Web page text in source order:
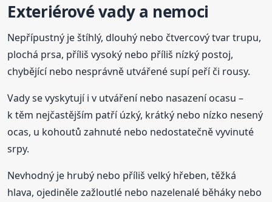
Exteriérové vady a nemoci
Nepřípustný je štíhlý, dlouhý nebo čtvercový tvar trupu,
plochá prsa, příliš vysoký nebo příliš nízký postoj,
chybějící nebo nesprávně utvářené supí peří či rousy.
Vady se vyskytují i v utváření nebo nasazení ocasu –
k těm nejčastějším patří úzký, krátký nebo nízko nesený
ocas, u kohoutů zahnuté nebo nedostatečně vyvinuté
srpy.
Nevhodný je hrubý nebo příliš velký hřeben, těžká
hlava, ojediněle zažloutlé nebo nazelenalé běháky nebo